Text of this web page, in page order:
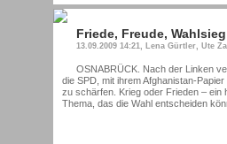
Friede, Freude, Wahlsieg
13.09.2009 14:21, Lena Gürtler, Ute
OSNABRÜCK. Nach der Linken
die SPD, mit ihrem Afghanistan-
zu schärfen. Krieg oder Frieden – ein
Thema, das die Wahl entscheiden